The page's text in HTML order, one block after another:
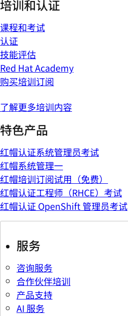
培训和认证
课程和考试
认证
技能评估
Red Hat Academy
购买培训订阅
了解更多培训内容
特色产品
红帽认证系统管理员考试
红帽系统管理一
红帽培训订阅试用（免费）
红帽认证工程师（RHCE）考试
红帽认证 OpenShift 管理员考试
服务
咨询服务
合作伙伴培训
产品支持
AI 服务